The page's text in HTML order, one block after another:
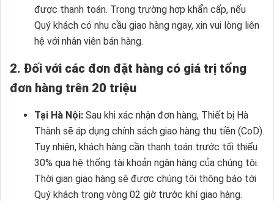
được thanh toán. Trong trường hợp khẩn cấp, nếu
Quý khách có nhu cầu giao hàng ngay, xin vui lòng liên
hệ với nhân viên bán hàng.
2. Đối với các đơn đặt hàng có giá trị tổng
đơn hàng trên 20 triệu
Tại Hà Nội: Sau khi xác nhận đơn hàng, Thiết bị Hà
Thành sẽ áp dụng chính sách giao hàng thu tiền (CoD).
Tuy nhiên, khách hàng cần thanh toán trước tối thiểu
30% qua hệ thống tài khoản ngân hàng của chúng tôi.
Thời gian giao hàng sẽ được chúng tôi thông báo tới
Quý khách trong vòng 02 giờ trước khí giao hàng.